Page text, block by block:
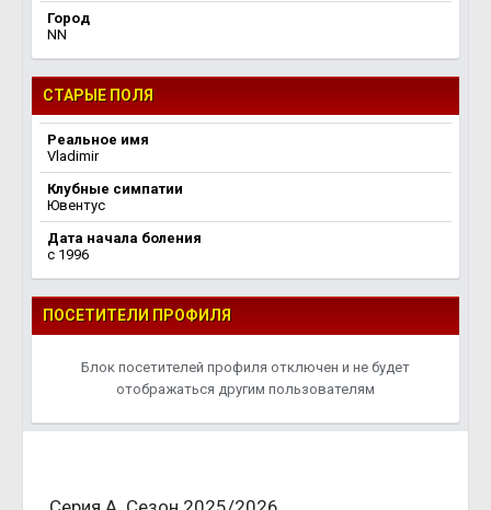
Город
NN
СТАРЫЕ ПОЛЯ
Реальное имя
Vladimir
Клубные симпатии
Ювентус
Дата начала боления
c 1996
ПОСЕТИТЕЛИ ПРОФИЛЯ
Блок посетителей профиля отключен и не будет
отображаться другим пользователям